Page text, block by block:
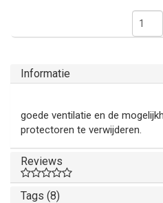
Informatie
goede ventilatie en de
protectoren te verwijderen.
Reviews
Tags (8)